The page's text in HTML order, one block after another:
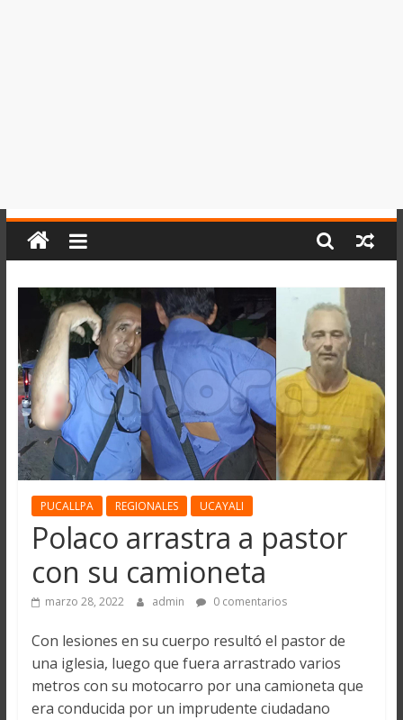
PUCALLPA REGIONALES UCAYALI
Polaco arrastra a pastor
con su camioneta
marzo 28, 2022 admin 0 comentarios
Con lesiones en su cuerpo resultó el pastor de
una iglesia, luego que fuera arrastrado varios
metros con su motocarro por una camioneta que
era conducida por un imprudente ciudadano